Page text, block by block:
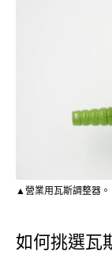
▲營業用瓦斯調整器。
如何挑選瓦